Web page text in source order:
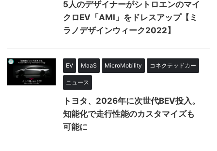
5人のデザイナーがシトロエンのマイ
クロEV「AMI」をドレスアップ【ミ
ラノデザインウィーク2022】
EV MaaS MicroMobility コネクテッドカー
ニュース
トヨタ、2026年に次世代BEV投入。
知能化で走行性能のカスタマイズも
可能に